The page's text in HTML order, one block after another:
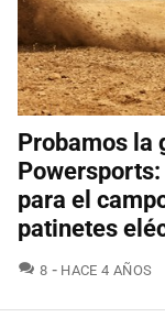
Probamos la
para el
patinetes
8 COMENTARIOS
HACE 4 AÑOS